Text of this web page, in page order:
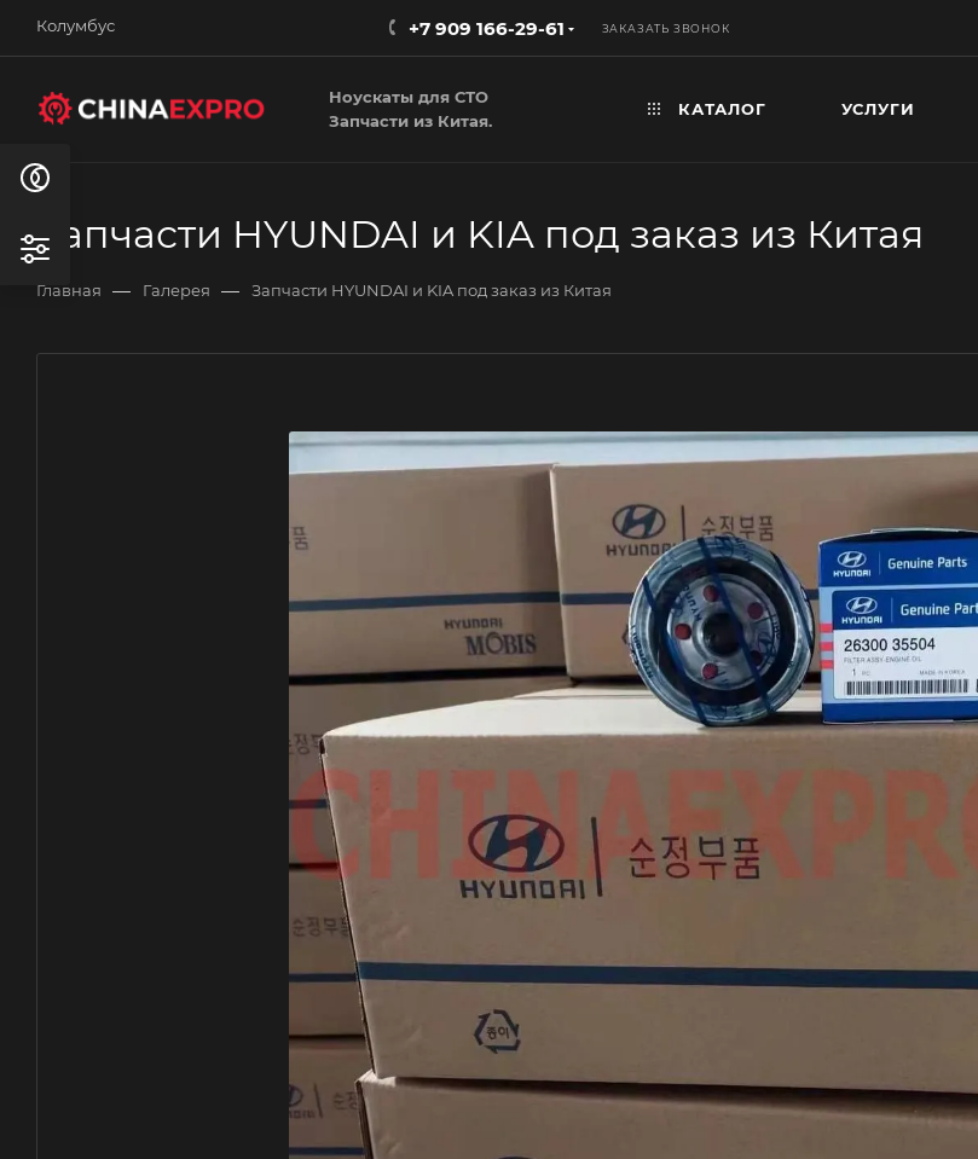
Колумбус +7 909 166-29-61 ЗАКАЗАТЬ ЗВОНОК
Ноускаты для СТО
Запчасти из Китая.
КАТАЛОГ УСЛУГИ
Запчасти HYUNDAI и KIA под заказ из Китая
Главная — Галерея — Запчасти HYUNDAI и KIA под заказ из Китая